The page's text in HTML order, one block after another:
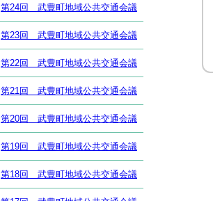
第24回 武豊町地域公共交通会議
第23回 武豊町地域公共交通会議
第22回 武豊町地域公共交通会議
第21回 武豊町地域公共交通会議
第20回 武豊町地域公共交通会議
第19回 武豊町地域公共交通会議
第18回 武豊町地域公共交通会議